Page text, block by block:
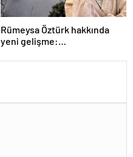
Rümeysa Öztürk hakkında
yeni gelişme:
geciktirilmemesini istedi